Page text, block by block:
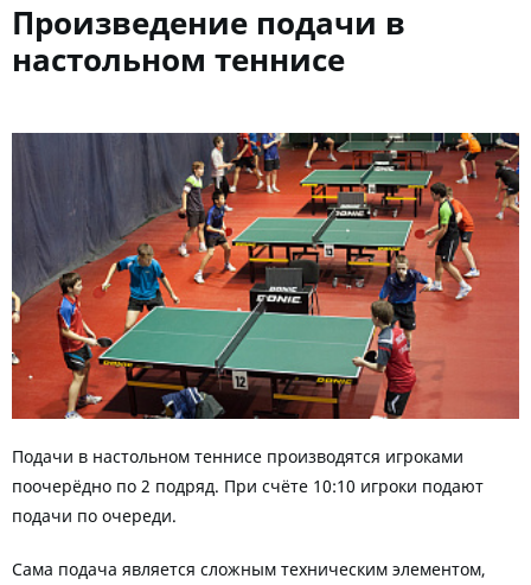
Произведение подачи в
настольном теннисе
Подачи в настольном теннисе производятся игроками
поочерёдно по 2 подряд. При счёте 10:10 игроки подают
подачи по очереди.
Сама подача является сложным техническим элементом,